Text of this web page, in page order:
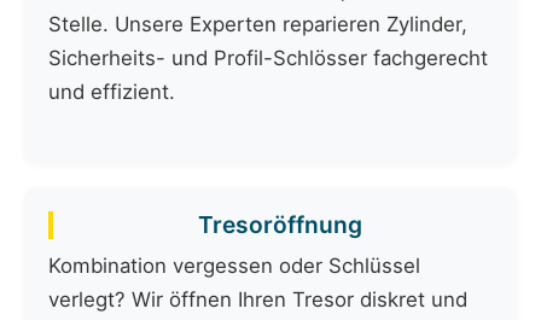
Stelle. Unsere Experten reparieren Zylinder,
Sicherheits- und Profil-Schlösser fachgerecht
und effizient.
Tresoröffnung
Kombination vergessen oder Schlüssel
verlegt? Wir öffnen Ihren Tresor diskret und